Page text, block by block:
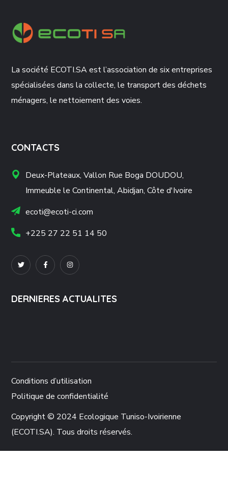
La société ECOTI.SA est l’association de six entreprises
spécialisées dans la collecte, le transport des déchets
ménagers, le nettoiement des voies.
CONTACTS
Deux-Plateaux, Vallon Rue Boga DOUDOU,
Immeuble le Continental, Abidjan, Côte d'Ivoire
ecoti@ecoti-ci.com
+225 27 22 51 14 50
DERNIERES ACTUALITES
Conditions d’utilisation
Politique de confidentialité
Copyright © 2024 Ecologique Tuniso-Ivoirienne
(ECOTI.SA). Tous droits réservés.